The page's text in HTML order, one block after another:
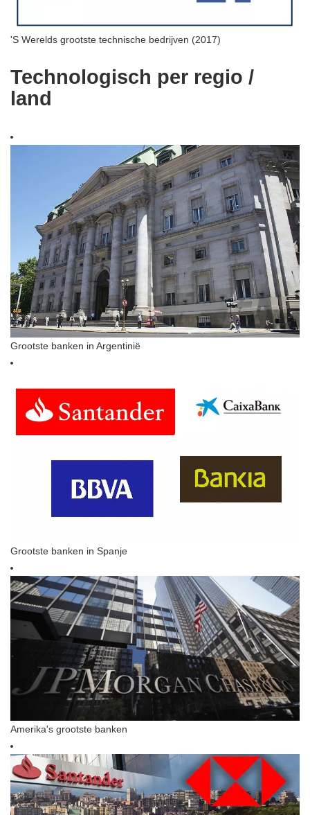
'S Werelds grootste technische bedrijven (2017)
Technologisch per regio /
land
Grootste banken in Argentinië
Grootste banken in Spanje
Amerika's grootste banken